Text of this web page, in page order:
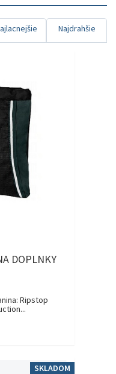
Najdrahšie
DOPLNKY
Ripstop
SKLADOM